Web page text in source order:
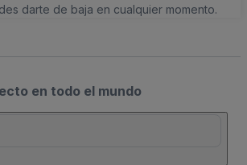
darte de baja en cualquier momento.
en todo el mundo